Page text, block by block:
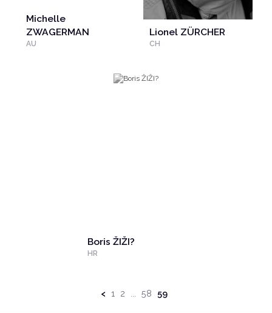
Michelle
ZWAGERMAN
AU
Lionel ZÜRCHER
CH
Boris ŽIŽI?
HR
< 1 2 ... 58 59